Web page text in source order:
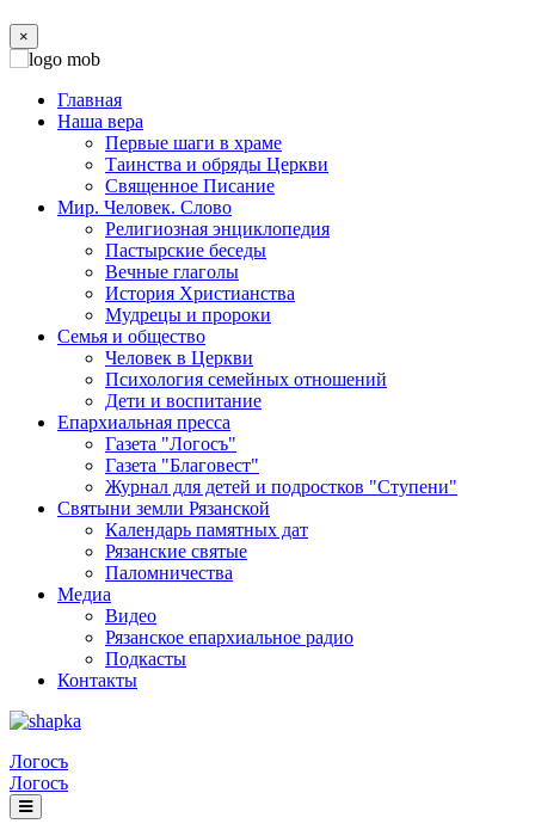
×
Главная
Наша вера
Первые шаги в храме
Таинства и обряды Церкви
Священное Писание
Мир. Человек. Слово
Религиозная энциклопедия
Пастырские беседы
Вечные глаголы
История Христианства
Мудрецы и пророки
Семья и общество
Человек в Церкви
Психология семейных отношений
Дети и воспитание
Епархиальная пресса
Газета "Логосъ"
Газета "Благовест"
Журнал для детей и подростков "Ступени"
Святыни земли Рязанской
Календарь памятных дат
Рязанские святые
Паломничества
Медиа
Видео
Рязанское епархиальное радио
Подкасты
Контакты
Логосъ
Логосъ